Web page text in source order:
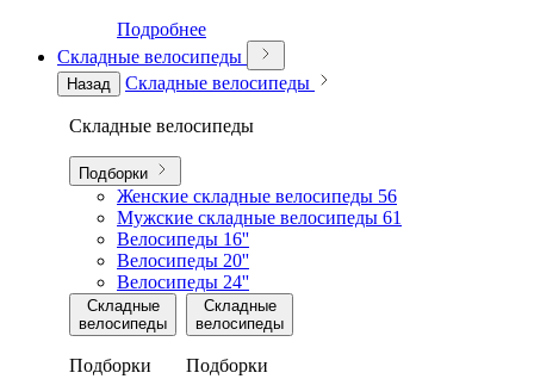
Подробнее
Складные велосипеды
Назад Складные велосипеды
Складные велосипеды
Подборки
Женские складные велосипеды 56
Мужские складные велосипеды 61
Велосипеды 16''
Велосипеды 20''
Велосипеды 24''
Складные
велосипеды
Подборки
Складные
велосипеды
Подборки